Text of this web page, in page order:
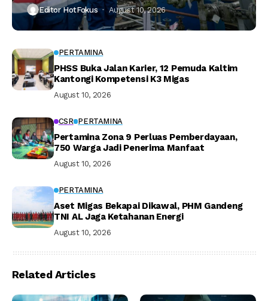
Editor HotFokus August 10, 2026
PERTAMINA
PHSS Buka Jalan Karier, 12 Pemuda Kaltim
Kantongi Kompetensi K3 Migas
August 10, 2026
CSR PERTAMINA
Pertamina Zona 9 Perluas Pemberdayaan,
750 Warga Jadi Penerima Manfaat
August 10, 2026
PERTAMINA
Aset Migas Bekapai Dikawal, PHM Gandeng
TNI AL Jaga Ketahanan Energi
August 10, 2026
Related Articles